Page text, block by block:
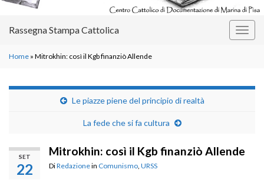
Rassegna Stampa Cattolica
Home » Mitrokhin: così il Kgb finanziò Allende
Le piazze piene del principio di realtà
La fede che si fa cultura
SET
22
Mitrokhin: così il Kgb finanziò Allende
DiRedazionein Comunismo URSS